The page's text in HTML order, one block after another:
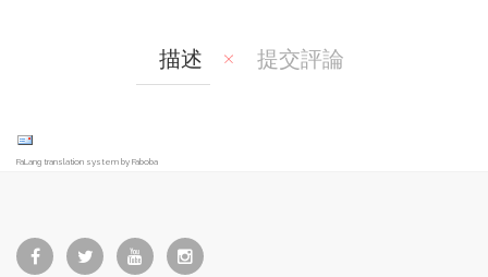
描述 提交評論
FaLang translation system by Faboba